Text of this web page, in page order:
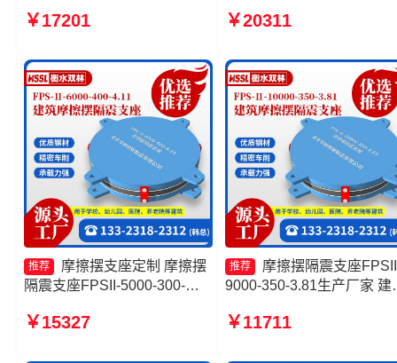
式橡胶隔震支座生产厂家
￥17201
家 摩擦摆隔震支座FPSII-
￥20311
推荐
摩擦摆支座定制 摩擦摆
隔震支座FPSII-5000-300-
形支座源头工厂 建筑摩擦隔震
￥15327
推荐
摩擦摆隔震支座
9000-350-3.81生产厂家 建
隔震支座FPSII-6000-300-
￥11711